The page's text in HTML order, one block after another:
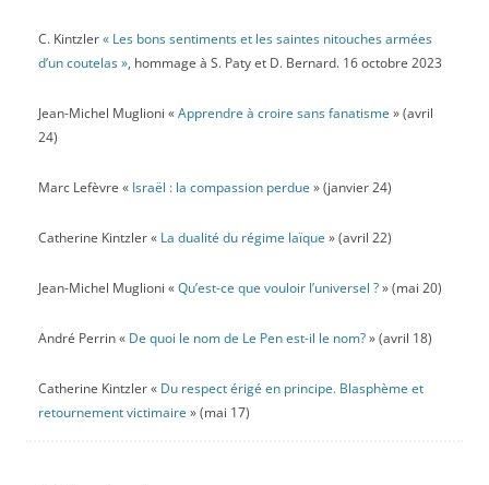
C. Kintzler« Les bons sentiments et les saintes nitouches armées
d’un coutelas », hommage à S. Paty et D. Bernard. 16 octobre 2023
Jean-Michel Muglioni «Apprendre à croire sans fanatisme » (avril
24)
Marc Lefèvre « Israël : la compassion perdue » (janvier 24)
Catherine Kintzler « La dualité du régime laïque » (avril 22)
Jean-Michel Muglioni «Qu’est-ce que vouloir l’universel ?» (mai 20)
André Perrin « De quoi le nom de Le Pen est-il le nom?» (avril 18)
Catherine Kintzler « Du respect érigé en principe. Blasphème et
retournement victimaire » (mai 17)